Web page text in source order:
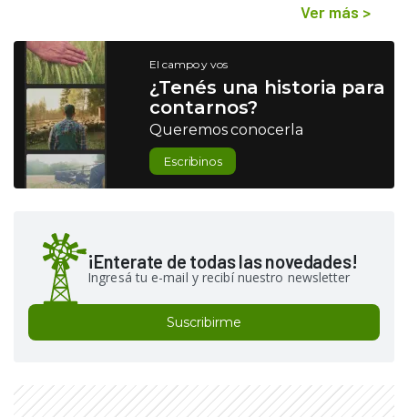
Ver más >
El campo y vos
¿Tenés una historia para
contarnos?
Queremos conocerla
Escribinos
¡Enterate de todas las novedades!
Ingresá tu e-mail y recibí nuestro newsletter
Suscribirme